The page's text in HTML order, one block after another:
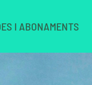
I ABONAMENTS